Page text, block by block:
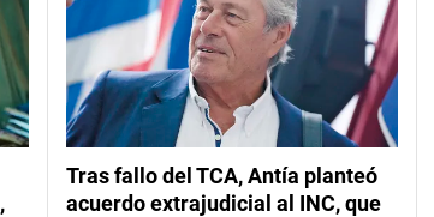
Tras fallo del TCA, Antía planteó
acuerdo extrajudicial al INC, que